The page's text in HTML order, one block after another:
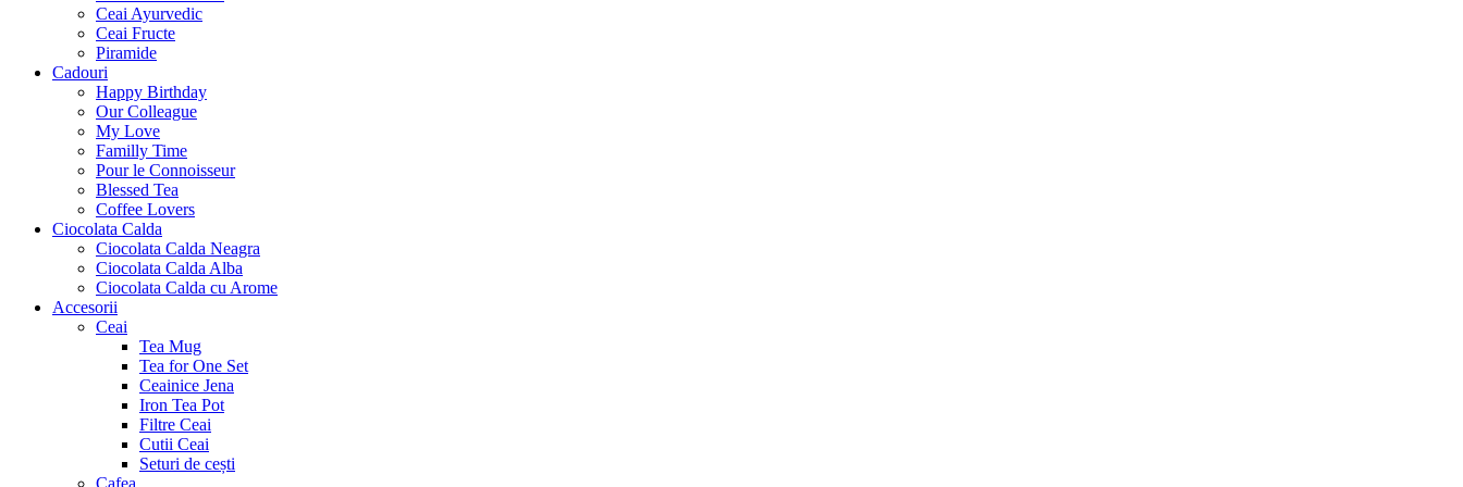
Ceai Ayurvedic
Ceai Fructe
Piramide
Cadouri
Happy Birthday
Our Colleague
My Love
Familly Time
Pour le Connoisseur
Blessed Tea
Coffee Lovers
Ciocolata Calda
Ciocolata Calda Neagra
Ciocolata Calda Alba
Ciocolata Calda cu Arome
Accesorii
Ceai
Tea Mug
Tea for One Set
Ceainice Jena
Iron Tea Pot
Filtre Ceai
Cutii Ceai
Seturi de cești
Cafea